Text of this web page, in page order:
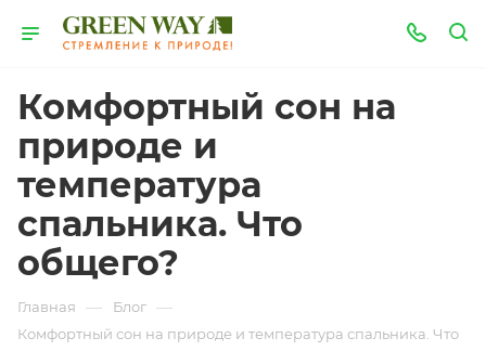
Комфортный сон на
природе и
температура
спальника. Что
общего?
Главная — Блог —
Комфортный сон на природе и температура спальника. Что